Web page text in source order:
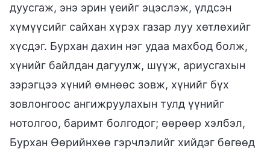
дуусгаж, энэ эрин үеийг эцэслэж, үлдсэн
хүмүүсийг сайхан хүрэх газар луу хөтлөхийг
хүсдэг. Бурхан дахин нэг удаа махбод болж,
хүнийг байлдан дагуулж, шүүж, ариусгахын
зэрэгцээ хүний өмнөөс зовж, хүнийг бүх
зовлонгоос ангижруулахын тулд үүнийг
нотолгоо, баримт болгодог; өөрөөр хэлбэл,
Бурхан Өөрийнхөө гэрчлэлийг хийдэг бөгөөд